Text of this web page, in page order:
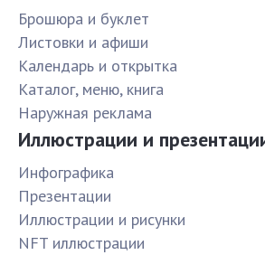
Брошюра и буклет
Листовки и афиши
Календарь и открытка
Каталог, меню, книга
Наружная реклама
Иллюстрации и
Инфографика
Презентации
Иллюстрации и рисунки
NFT иллюстрации